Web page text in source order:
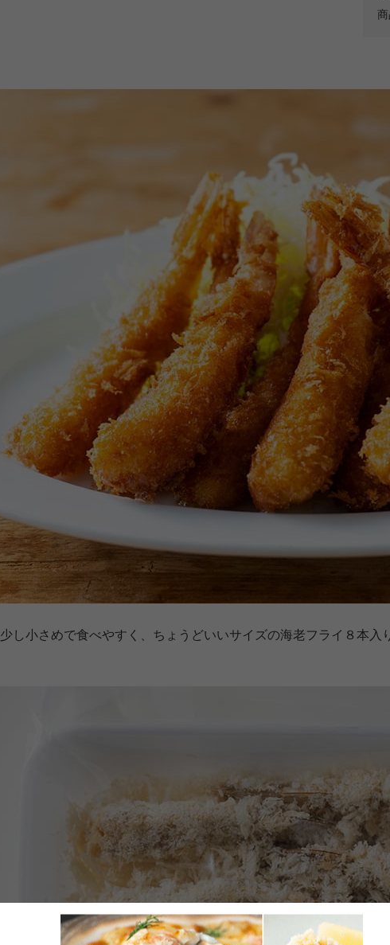
少し小さめで食べやすく、ちょうどいいサイズの海老フライ８本入